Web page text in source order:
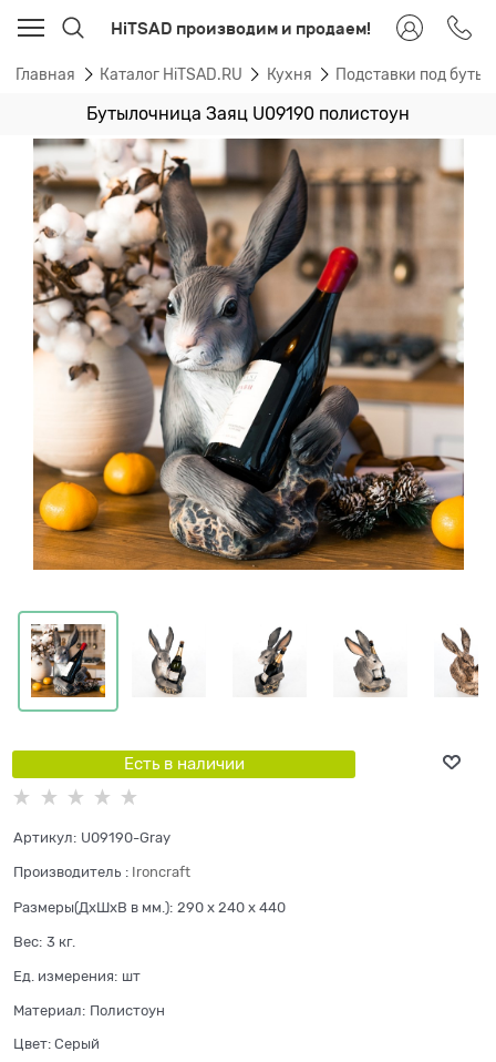
HiTSAD производим и продаем!
Главная Каталог HiTSAD.RU Кухня Подставки под
Бутылочница Заяц U09190 полистоун
Есть в наличии
Артикул: U09190-Gray
Производитель : Ironcraft
Размеры(ДхШхВ в мм.): 290 x 240 x 440
Вес: 3 кг.
Ед. измерения: шт
Материал: Полистоун
Цвет: Серый